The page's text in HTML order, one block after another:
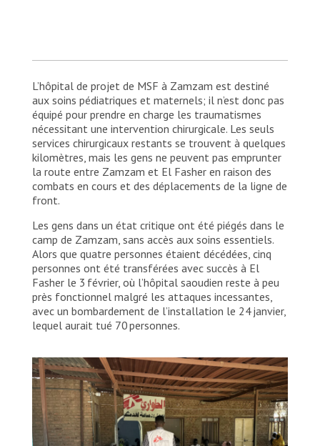
L’hôpital de projet de MSF à Zamzam est destiné
aux soins pédiatriques et maternels; il n’est donc pas
équipé pour prendre en charge les traumatismes
nécessitant une intervention chirurgicale. Les seuls
services chirurgicaux restants se trouvent à quelques
kilomètres, mais les gens ne peuvent pas emprunter
la route entre Zamzam et El Fasher en raison des
combats en cours et des déplacements de la ligne de
front.
Les gens dans un état critique ont été piégés dans le
camp de Zamzam, sans accès aux soins essentiels.
Alors que quatre personnes étaient décédées, cinq
personnes ont été transférées avec succès à El
Fasher le 3 février, où l’hôpital saoudien reste à peu
près fonctionnel malgré les attaques incessantes,
avec un bombardement de l’installation le 24 janvier,
lequel aurait tué 70 personnes.